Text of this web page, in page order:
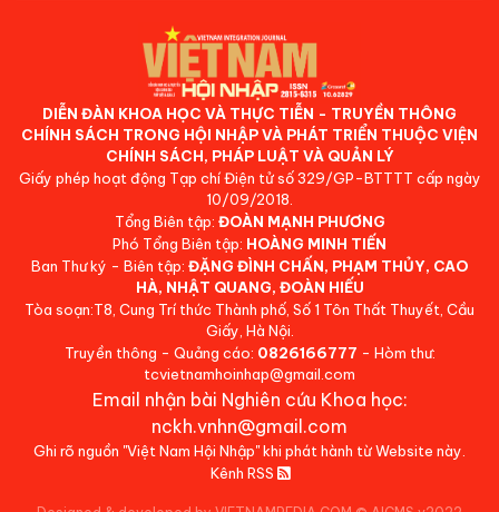
DIỄN ĐÀN KHOA HỌC VÀ THỰC TIỄN - TRUYỀN THÔNG
CHÍNH SÁCH TRONG HỘI NHẬP VÀ PHÁT TRIỂN THUỘC VIỆN
CHÍNH SÁCH, PHÁP LUẬT VÀ QUẢN LÝ
Giấy phép hoạt động Tạp chí Điện tử số 329/GP-BTTTT cấp ngày
10/09/2018.
Tổng Biên tập: ĐOÀN MẠNH PHƯƠNG
Phó Tổng Biên tập: HOÀNG MINH TIẾN
Ban Thư ký - Biên tập: ĐẶNG ĐÌNH CHẤN, PHẠM THỦY, CAO
HÀ, NHẬT QUANG, ĐOÀN HIẾU
Tòa soạn:T8, Cung Trí thức Thành phố, Số 1 Tôn Thất Thuyết, Cầu
Giấy, Hà Nội.
Truyền thông - Quảng cáo: 0826166777 - Hòm thư:
tcvietnamhoinhap@gmail.com
Email nhận bài Nghiên cứu Khoa học:
nckh.vnhn@gmail.com
Ghi rõ nguồn "Việt Nam Hội Nhập" khi phát hành từ Website này.
Kênh RSS